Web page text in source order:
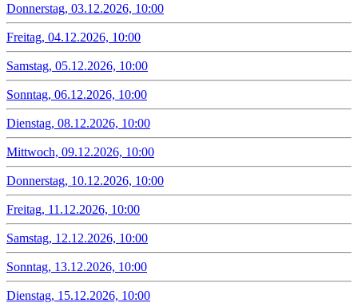
Donnerstag, 03.12.2026, 10:00
Freitag, 04.12.2026, 10:00
Samstag, 05.12.2026, 10:00
Sonntag, 06.12.2026, 10:00
Dienstag, 08.12.2026, 10:00
Mittwoch, 09.12.2026, 10:00
Donnerstag, 10.12.2026, 10:00
Freitag, 11.12.2026, 10:00
Samstag, 12.12.2026, 10:00
Sonntag, 13.12.2026, 10:00
Dienstag, 15.12.2026, 10:00